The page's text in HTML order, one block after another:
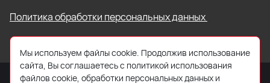
Политика обработки персональных данных
Мы используем файлы cookie. Продолжив использование
сайта, Вы соглашаетесь с политикой использования
файлов cookie, обработки персональных данных и